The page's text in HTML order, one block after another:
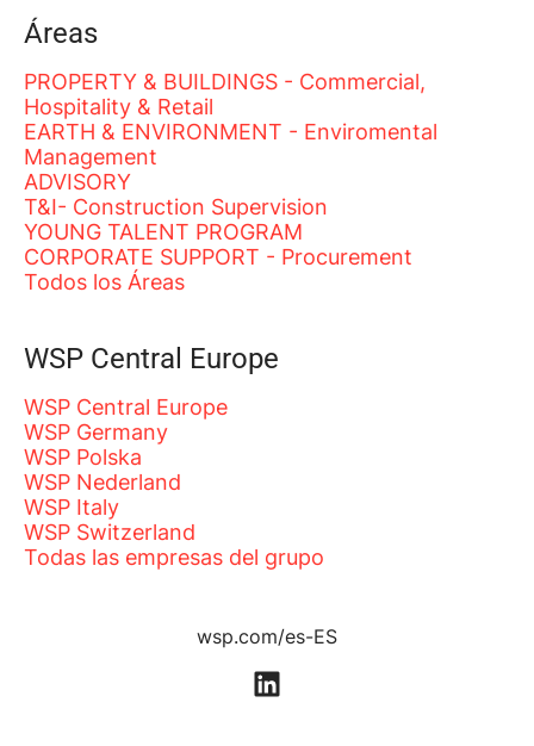
Áreas
PROPERTY & BUILDINGS - Commercial,
Hospitality & Retail
EARTH & ENVIRONMENT - Enviromental
Management
ADVISORY
T&I- Construction Supervision
YOUNG TALENT PROGRAM
CORPORATE SUPPORT - Procurement
Todos los Áreas
WSP Central Europe
WSP Central Europe
WSP Germany
WSP Polska
WSP Nederland
WSP Italy
WSP Switzerland
Todas las empresas del grupo
wsp.com/es-ES